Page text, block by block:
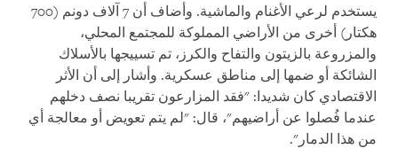
يستخدم لرعي الأغنام والماشية. وأضاف أن 7 آلاف دونم (700
هكتار) أخرى من الأراضي المملوكة للمجتمع المحلي،
والمزروعة بالزيتون والتفاح والكرز، تم تسييجها بالأسلاك
الشائكة أو ضمها إلى مناطق عسكرية. وأشار إلى أن الأثر
الاقتصادي كان شديدا: "فقد المزارعون تقريبا نصف دخلهم
عندما فُصلوا عن أراضيهم"، قال: "لم يتم تعويض أو معالجة أي
من هذا الدمار".